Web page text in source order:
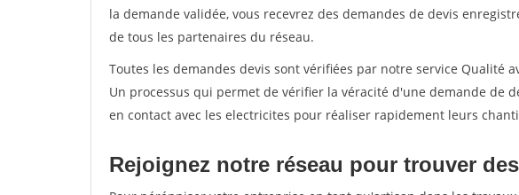
la demande validée, vous recevrez des demandes de devis
de tous les partenaires du réseau.
Toutes les demandes devis sont vérifiées par notre service Qualité
Un processus qui permet de vérifier la véracité d'une demande de
en contact avec les electricites pour réaliser rapidement leurs
Rejoignez notre réseau pour trouver